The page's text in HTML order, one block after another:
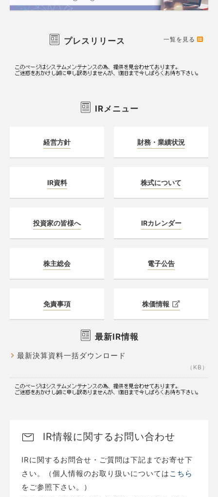
プレスリリース 一覧を見る
IRメニュー
経営方針 財務・業績状況
IR資料 株式について
投資家の皆様へ IRカレンダー
株主総会 電子公告
免責事項 株価情報
最新IR情報
最新決算資料一括ダウンロード
（ KB）
IR情報に関するお問い合わせ
IRに関するお問合せ・ご質問は下記までお寄せ下
さい。（個人情報のお取り扱いについては こちら
をご参照下さい。）